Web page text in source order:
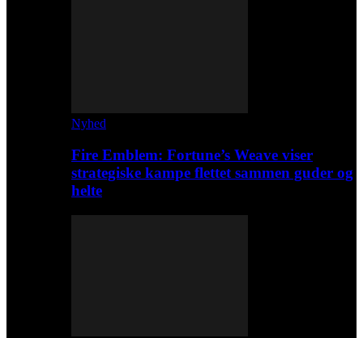
Nyhed
Fire Emblem: Fortune’s Weave viser
strategiske kampe flettet sammen guder og
helte